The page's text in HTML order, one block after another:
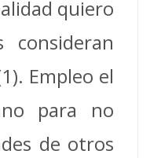
quiero
Empleo el
para no
de otros